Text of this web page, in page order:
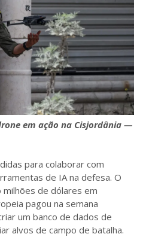
em ação na Cisjordânia —
para colaborar com
de IA na defesa. O
de dólares em
pagou na semana
um banco de dados de
alvos de campo de batalha.